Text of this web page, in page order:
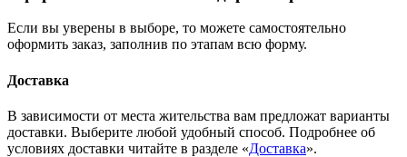
Если вы уверены в выборе, то можете самостоятельно
оформить заказ, заполнив по этапам всю форму.
Доставка
В зависимости от места жительства вам предложат варианты
доставки. Выберите любой удобный способ. Подробнее об
условиях доставки читайте в разделе «Доставка».